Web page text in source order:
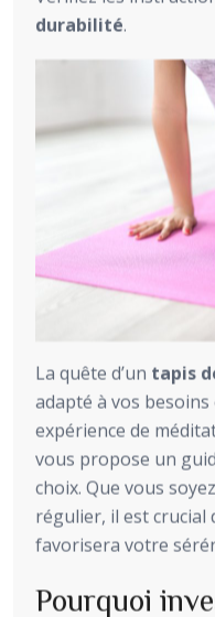
durabilité.
La quête d’un tapis
adapté à vos
expérience de
vous propose un
choix. Que vous
régulier, il est crucial
favorisera votre
Pourquoi